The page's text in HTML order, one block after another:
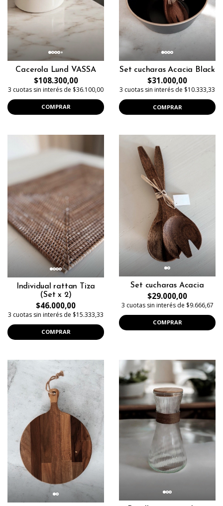
Cacerola Lund VASSA
$108.300,00
3 cuotas sin interés de $36.100,00
COMPRAR
Set cucharas Acacia Black
$31.000,00
3 cuotas sin interés de $10.333,33
COMPRAR
Individual rattan Tiza
(Set x 2)
$46.000,00
3 cuotas sin interés de $15.333,33
COMPRAR
Set cucharas Acacia
$29.000,00
3 cuotas sin interés de $9.666,67
COMPRAR